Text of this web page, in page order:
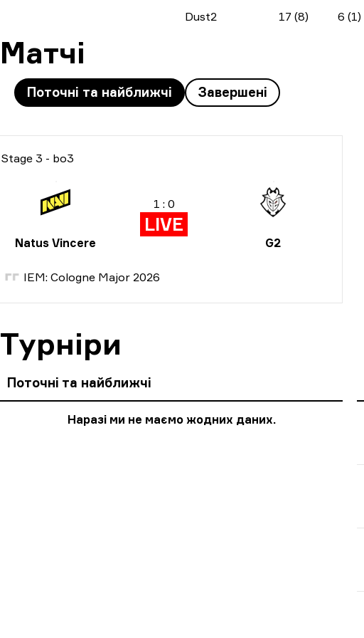
Dust2 17 (8) 6 (1)
Матчі
Поточні та найближчі Завершені
Stage 3 - bo3
Natus Vincere
1 : 0
LIVE
G2
IEM: Cologne Major 2026
Турніри
Поточні та найближчі
Наразі ми не маємо жодних даних.